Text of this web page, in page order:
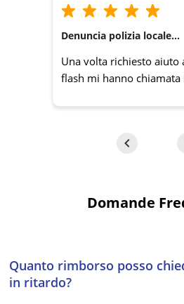
Denuncia polizia locale...
Una volta richiesto aiuto
flash mi hanno
utile.
Domande
Quanto rimborso posso
in ritardo?